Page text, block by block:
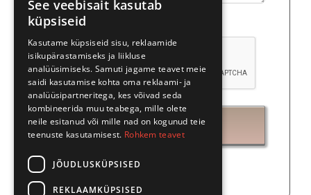
Palun pane siia linnuke!
See veebisait kasutab
küpsiseid
Kasutame küpsiseid sisu, reklaamide
isikupärastamiseks ja liikluse
analüüsimiseks. Samuti jagame teavet meie
saidi kasutamise kohta oma reklaami- ja
analüüsipartneritega, kes võivad seda
kombineerida muu teabega, mille olete
neile esitanud või mille nad on kogunud teie
teenuste kasutamisest. Rohkem teavet
JÕUDLUSKÜPSISED
REKLAAMKÜPSISED